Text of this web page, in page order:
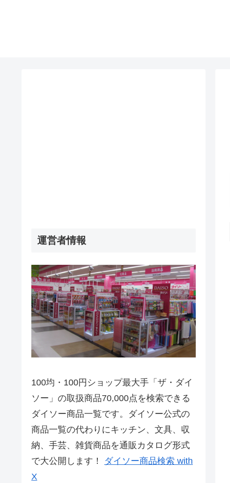
運営者情報
100均・100円ショップ最大手「ザ・ダイ
ソー」の取扱商品70,000点を検索できる
ダイソー商品一覧です。ダイソー公式の
商品一覧の代わりにキッチン、文具、収
納、手芸、雑貨商品を通販カタログ形式
で大公開します！ ダイソー商品検索 with
X